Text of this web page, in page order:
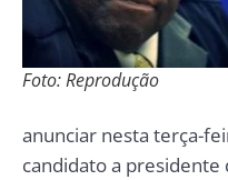
Foto: Reprodução
anunciar nesta terça-
candidato a presidente